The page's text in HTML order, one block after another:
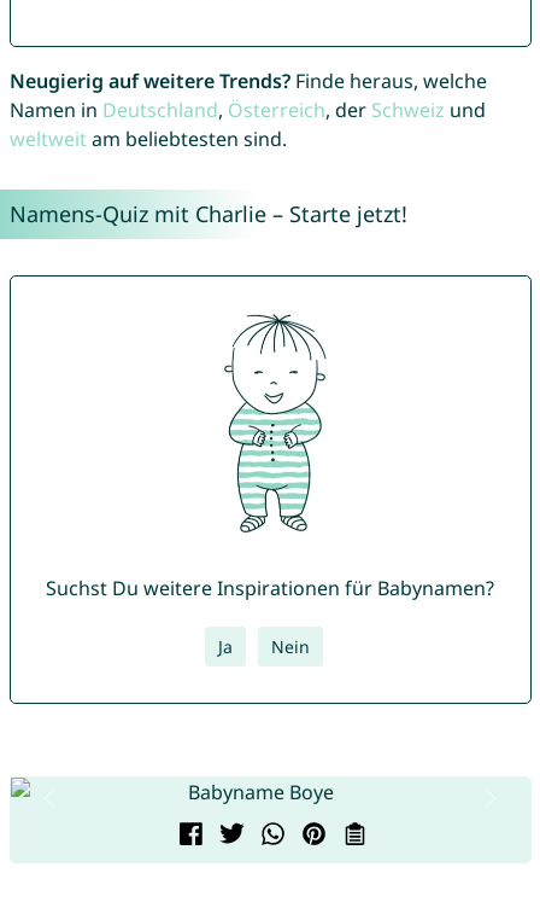
Neugierig auf weitere Trends?Finde heraus, welche
Namen in Deutschland, Österreich, der Schweiz und
weltweitam beliebtesten sind.
Namens-Quiz mit Charlie – Starte jetzt!
Suchst Du weitere Inspirationen für Babynamen?
Ja Nein